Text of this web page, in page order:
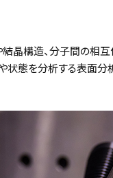
晶構造、分子間の相
状態を分析する表面